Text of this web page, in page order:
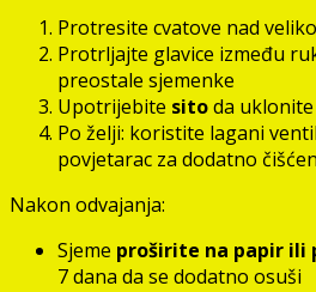
Protresite cvatove nad
Protrljajte glavice između
preostale sjemenke
Upotrijebite sitoda
Po želji: koristite lagani
povjetarac za dodatno
Nakon odvajanja:
Sjeme proširite na papir ili
7 dana da se dodatno osuši